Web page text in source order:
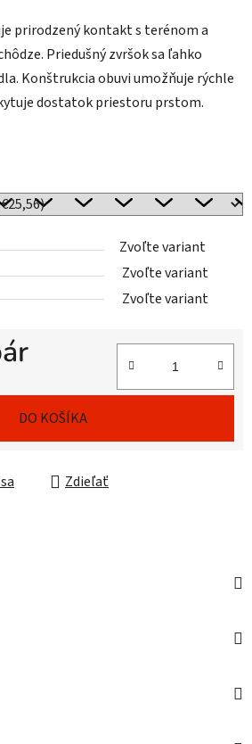
prirodzený kontakt s terénom a
Priedušný zvršok sa ľahko
Konštrukcia obuvi umožňuje rýchle
dostatok priestoru prstom.
Zvoľte variant
Zvoľte variant
Zvoľte variant
DO KOŠÍKA
Zdieľať